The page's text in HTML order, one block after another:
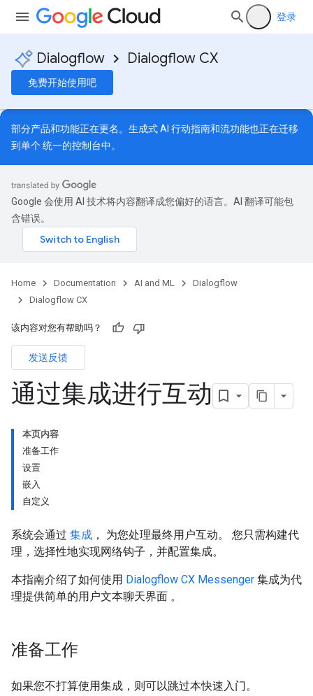
登录
Dialogflow Dialogflow CX
免费开始使用吧
部分产品和功能正在更名。生成式 AI 行动指南和流功能也正在迁移
到单个统一的控制台中。
Google 会使用 AI 技术将内容翻译成您偏好的语言。AI 翻译可能包
含错误。
Home Documentation AI and ML
Dialogflow
Dialogflow CX
该内容对您有帮助吗？
发送反馈
通过集成进行互动
本页内容
准备工作
设置
嵌入
自定义
系统会通过 集成 ， 为您处理最终用户互动。 您只需构建代
理，选择性地实现网络钩子，并配置集成。
本指南介绍了如何使用 Dialogflow CX Messenger 集成为代
理提供简单的用户文本聊天界面 。
准备工作
如果您不打算使用集成，则可以跳过本快速入门。